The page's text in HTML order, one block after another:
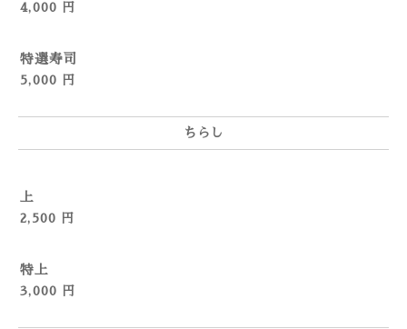
4,000 円
特選寿司
5,000 円
ちらし
上
2,500 円
特上
3,000 円